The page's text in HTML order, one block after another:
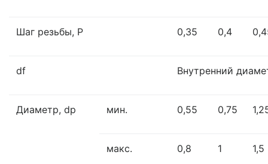
Шаг резьбы, P 0,35 0,4
df Внутренний
Диаметр, dp мин. 0,55 0,75
макс. 0,8 1 1,5